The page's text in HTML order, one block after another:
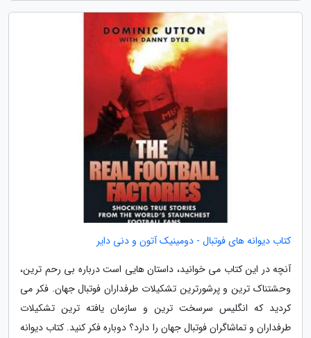
کتاب دیوانه های فوتبال - دومینیک آتون و دنی دایر
آنچه در این کتاب می خوانید، داستان هایی است درباره بی رحم ترین،
وحشتناک ترین و پرشورترین تشکیلات طرفداران فوتبال جهان. فکر می
کردید که انگلیس سرسخت ترین و سازمان یافته ترین تشکیلات
طرفداران و تماشاگران فوتبال جهان را دارد؟ دوباره فکر کنید. کتاب دیوانه